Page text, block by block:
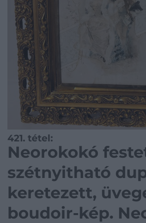
421. tétel:
Neorokokó
szétnyitható
keretezett,
boudoir-kép. Neorokokó